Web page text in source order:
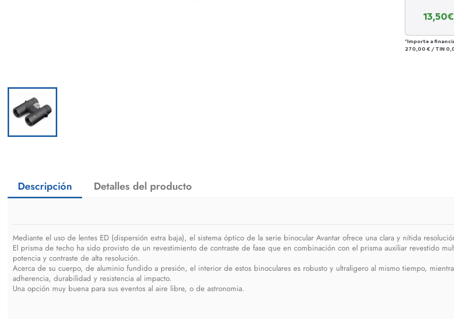
13,50
*Importe a
270,00 €/ TIN
Descripción Detalles del producto
Mediante el uso de lentes ED (dispersión extra baja), el sistema óptico de la serie binocular Avantar ofrece una clara y nítida
El prisma de techo ha sido provisto de un revestimiento de contraste de fase que en combinación con el prisma auxiliar revestido
potencia y contraste de alta resolución.
Acerca de su cuerpo, de aluminio fundido a presión, el interior de estos binoculares es robusto y ultraligero al mismo tiempo,
adherencia, durabilidad y resistencia al impacto.
Una opción muy buena para sus eventos al aire libre, o de astronomia.